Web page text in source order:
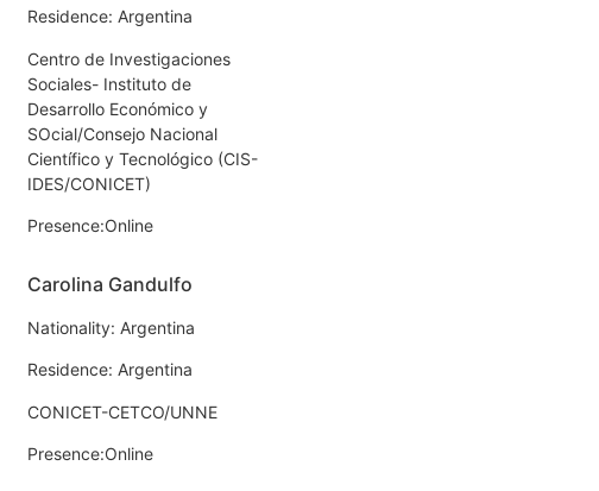
Residence: Argentina
Centro de Investigaciones
Sociales- Instituto de
Desarrollo Económico y
SOcial/Consejo Nacional
Científico y Tecnológico (CIS-
IDES/CONICET)
Presence:Online
Carolina Gandulfo
Nationality: Argentina
Residence: Argentina
CONICET-CETCO/UNNE
Presence:Online